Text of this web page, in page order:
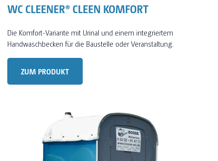
WC CLEENER® CLEEN KOMFORT
Die Komfort-Variante mit Urinal und einem integriertem
Handwaschbecken für die Baustelle oder Veranstaltung.
ZUM PRODUKT